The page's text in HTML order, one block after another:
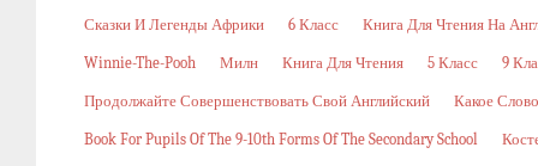
Сказки И Легенды Африки 6 Класс Книга Для Чтения На
Winnie-The-Pooh Милн Книга Для Чтения 5 Класс 9
Продолжайте Совершенствовать Свой Английский Какое
Book For Pupils Of The 9-10th Forms Of The Secondary School